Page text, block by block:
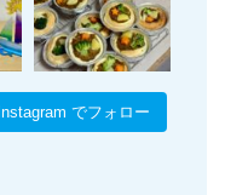
Instagram でフォロー